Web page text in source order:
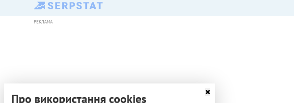
РЕКЛАМА
Про використання cookies